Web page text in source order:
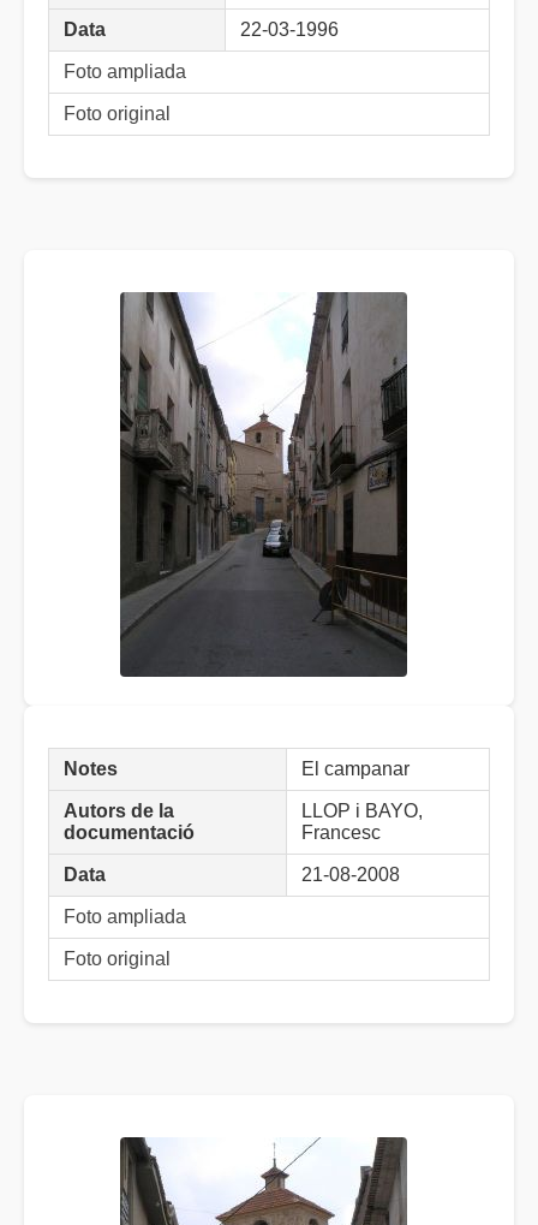
Data 22-03-1996
Foto ampliada
Foto original
Notes El campanar
Autors de la
documentació
LLOP i BAYO,
Francesc
Data 21-08-2008
Foto ampliada
Foto original